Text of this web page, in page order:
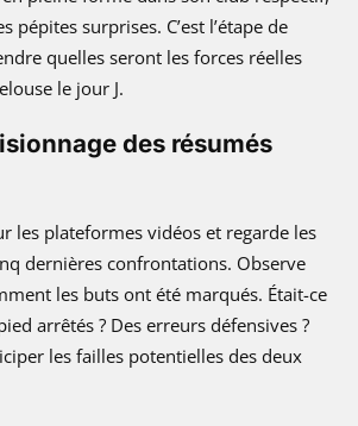
pépites surprises. C’est l’étape de
quelles seront les forces réelles
le jour J.
des résumés
les plateformes vidéos et regarde les
dernières confrontations. Observe
les buts ont été marqués. Était-ce
arrêtés ? Des erreurs défensives ?
les failles potentielles des deux